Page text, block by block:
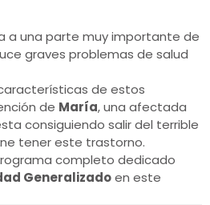
a una parte muy importante de
graves problemas de salud
de estos
de María, una afectada
consiguiendo salir del terrible
tener este trastorno.
completo dedicado
Generalizadoen este